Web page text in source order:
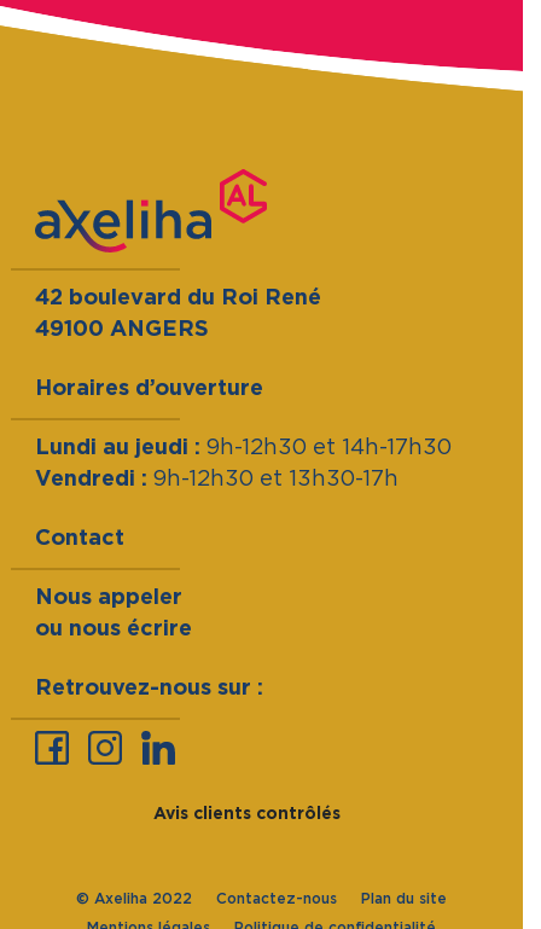
42 boulevard du Roi René
49100 ANGERS
Horaires d’ouverture
Lundi au jeudi : 9h-12h30 et 14h-17h30
Vendredi : 9h-12h30 et 13h30-17h
Contact
Nous appeler
ou nous écrire
Retrouvez-nous sur :
Avis clients contrôlés
© Axeliha 2022 Contactez-nous
Plan du site